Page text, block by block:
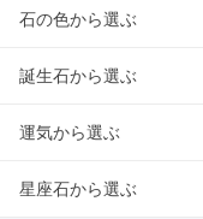
石の色から選ぶ
誕生石から選ぶ
運気から選ぶ
星座石から選ぶ